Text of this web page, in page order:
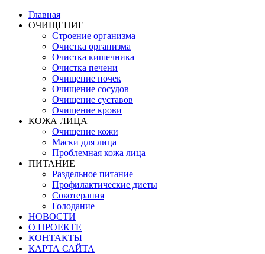
Главная
ОЧИЩЕНИЕ
Строение организма
Очистка организма
Очистка кишечника
Очистка печени
Очищение почек
Очищение сосудов
Очищение суставов
Очищение крови
КОЖА ЛИЦА
Очищение кожи
Маски для лица
Проблемная кожа лица
ПИТАНИЕ
Раздельное питание
Профилактические диеты
Сокотерапия
Голодание
НОВОСТИ
О ПРОЕКТЕ
КОНТАКТЫ
КАРТА САЙТА